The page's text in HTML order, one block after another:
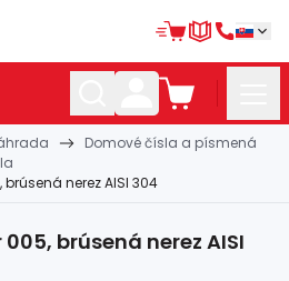
Domové čísla a písmená
nerez AISI 304
brúsená nerez AISI